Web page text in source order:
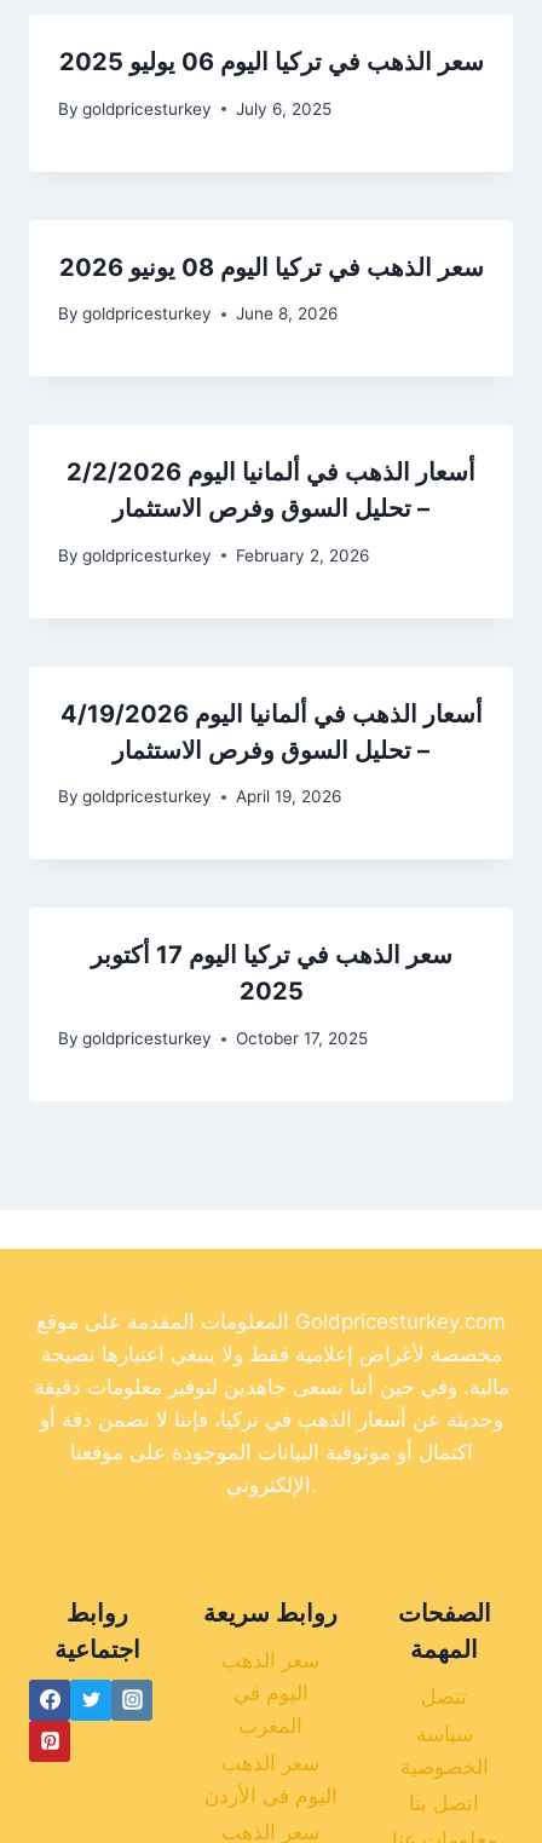
سعر الذهب في تركيا اليوم 06 يوليو 2025
By goldpricesturkey July 6, 2025
سعر الذهب في تركيا اليوم 08 يونيو 2026
By goldpricesturkey June 8, 2026
أسعار الذهب في ألمانيا اليوم 2/2/2026
– تحليل السوق وفرص الاستثمار
By goldpricesturkey February 2, 2026
أسعار الذهب في ألمانيا اليوم 4/19/2026
– تحليل السوق وفرص الاستثمار
By goldpricesturkey April 19, 2026
سعر الذهب في تركيا اليوم 17 أكتوبر
2025
By goldpricesturkey October 17, 2025
المعلومات المقدمة على موقع Goldpricesturkey.com
مخصصة لأغراض إعلامية فقط ولا ينبغي اعتبارها نصيحة
مالية. وفي حين أننا نسعى جاهدين لتوفير معلومات دقيقة
وحديثة عن أسعار الذهب في تركيا، فإننا لا نضمن دقة أو
اكتمال أو موثوقية البيانات الموجودة على موقعنا
الإلكتروني.
روابط
اجتماعية
روابط سريعة
سعر الذهب
اليوم في
المغرب
سعر الذهب
اليوم في الأردن
سعر الذهب
الصفحات
المهمة
تنصل
سياسة
الخصوصية
اتصل بنا